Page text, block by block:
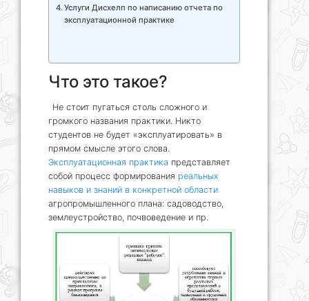
Услуги Дисхелп по написанию отчета по
эксплуатационной практике
Что это такое?
Не стоит пугаться столь сложного и
громкого названия практики. Никто
студентов не будет «эксплуатировать» в
прямом смысле этого слова.
Эксплуатационная практика представляет
собой процесс формирования реальных
навыков и знаний в конкретной области
агропромышленного плана: садоводство,
землеустройство, почвоведение и пр.